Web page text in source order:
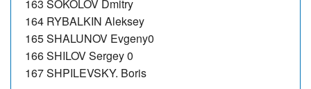
163 SOKOLOV Dmitry
164 RYBALKIN Aleksey
165 SHALUNOV Evgeny0
166 SHILOV Sergey 0
167 SHPILEVSKY. Boris